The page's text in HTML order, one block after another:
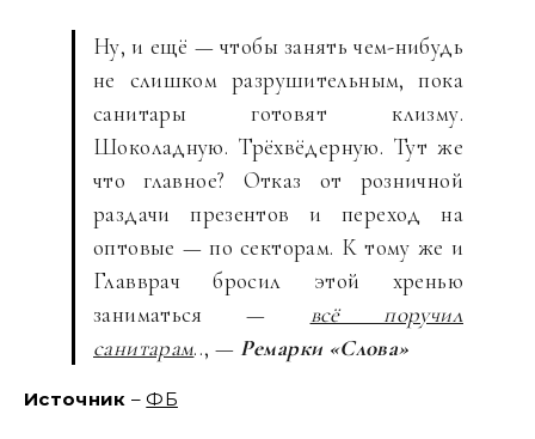
Ну, и ещё — чтобы занять чем-нибудь
не слишком разрушительным, пока
санитары готовят клизму.
Шоколадную. Трёхвёдерную. Тут же
что главное? Отказ от розничной
раздачи презентов и переход на
оптовые — по секторам. К тому же и
Главврач бросил этой хренью
заниматься — всё поручил
санитарам.., — Ремарки «Слова»
Источник – ФБ